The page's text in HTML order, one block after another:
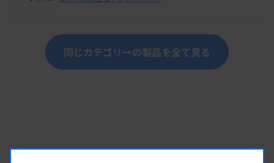
同じカテゴリーの製品を全て見る